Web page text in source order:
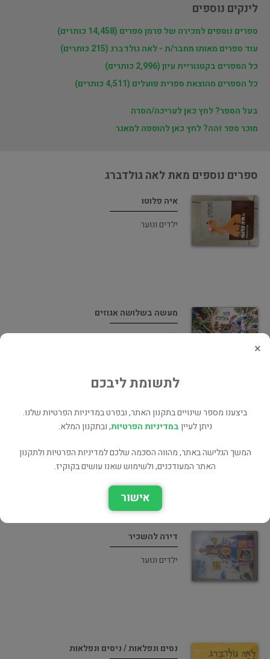
לינקים נוספים
ספרים נוספים למכירה של פרמן ספרים (14,458 כותרים)
עוד ספרים מאותו מחבר/ת - לאה גולדברג (215 כותרים)
כל הספרים בקטגוריית עיון (2,996 כותרים)
כל הספרים מהוצאת ספרית פועלים (4,511 כותרים)
בעל הספר? לחץ כאן לעריכה/הסרה
מוכר ספר זהה? לחץ כאן להוספה למאגר
ספרים נוספים מאת לאה גולדברג
איה פלוטו
ילדים ונוער
מעשה בשלושה אגוזים
ילדים ונוער
איה פלוטו
ילדים ונוער
דירה להשכיר
ילדים ונוער
נסים ונפלאות / ניסים ונפלאות
×
לתשומת ליבכם
ביצענו מספר שינויים בתקנון האתר, ובפרט במדיניות הפרטיות שלנו.
ניתן לעייןבמדיניות הפרטיות, ובתקנון המלא.
המשך הגלישה באתר, מהווה הסכמה שלכם למדיניות הפרטיות ולתקנון
האתר המעודכנים, ולשימוש שאנו עושים בקוקיז.
אישור